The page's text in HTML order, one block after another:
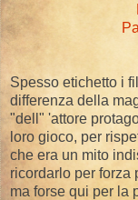
Spesso etichetto i
differenza della
"dell" 'attore
loro gioco, per
che era un mito
ricordarlo per forza
ma forse qui per la